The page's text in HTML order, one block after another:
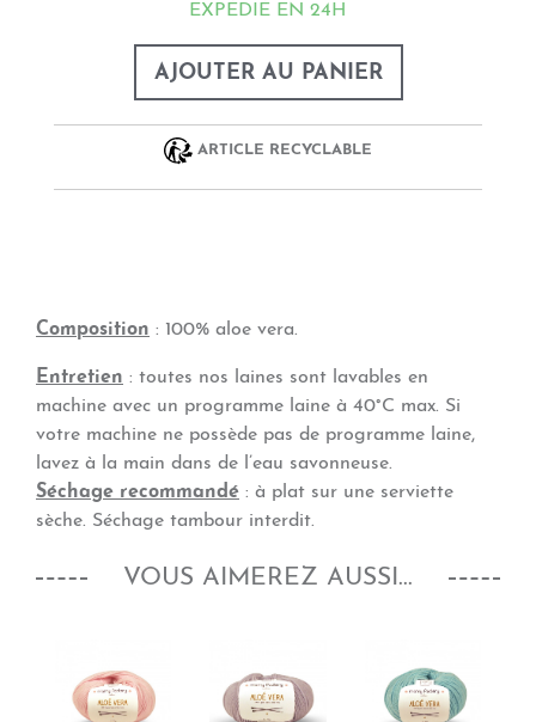
EXPÉDIÉ EN 24H
AJOUTER AU PANIER
ARTICLE RECYCLABLE
Composition : 100% aloe vera.
Entretien : toutes nos laines sont lavables en
machine avec un programme laine à 40°C max. Si
votre machine ne possède pas de programme laine,
lavez à la main dans de l’eau savonneuse.
Séchage recommandé : à plat sur une serviette
sèche. Séchage tambour interdit.
VOUS AIMEREZ AUSSI...